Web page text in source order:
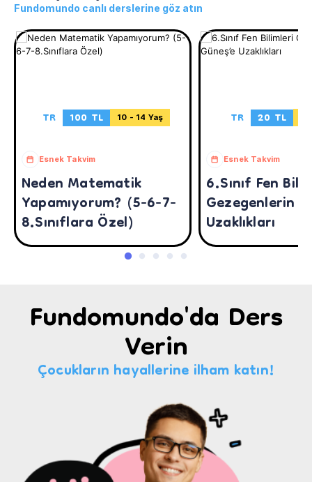
Fundomundo canlı derslerine göz atın
TR 100 TL 10 - 14 Yaş
Esnek Takvim
Neden Matematik
Yapamıyorum? (5-6-7-
8.Sınıflara Özel)
TR 20 TL
Esnek Takvim
6.Sınıf Fen
Gezegenlerin
Uzaklıkları
Fundomundo'da Ders
Verin
Çocukların hayallerine ilham katın!